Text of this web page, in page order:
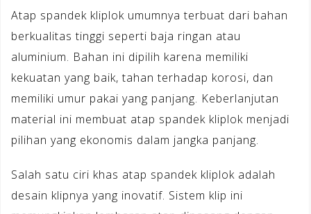
Atap spandek kliplok umumnya terbuat dari bahan
berkualitas tinggi seperti baja ringan atau
aluminium. Bahan ini dipilih karena memiliki
kekuatan yang baik, tahan terhadap korosi, dan
memiliki umur pakai yang panjang. Keberlanjutan
material ini membuat atap spandek kliplok menjadi
pilihan yang ekonomis dalam jangka panjang.
Salah satu ciri khas atap spandek kliplok adalah
desain klipnya yang inovatif. Sistem klip ini